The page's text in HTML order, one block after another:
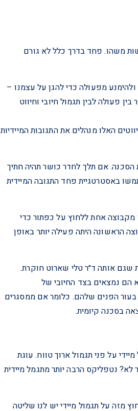
משהו. פחד בדרך כלל לא גורם
ולהימנע מפעולה כדי להגן על עצמנו –
פעולה לבין תגמול חיובי וחיווט
האלו מנהלים את התגובות המיידיות
הסכנה. אם תלך לחדר כושר תהיה חתיך
באסטרטגיית פחד התגובה המיידית
אחת ללחוץ על כפתור כדי
הראשונה היתה פעילה יותר באופן
שגם אותה ד״ר טלי שארוט חוקרת.
הם נמצאים בצד החיובי של
הפנים שלהם. כלומר אם ממסגרים
בסכנה קיומית.
על פני תגמול ארוך טווח. עוגת
נטפליקס הרבה יותר מתגמל מיידית
מזה על תגמול מיידי יש לנו שליטה